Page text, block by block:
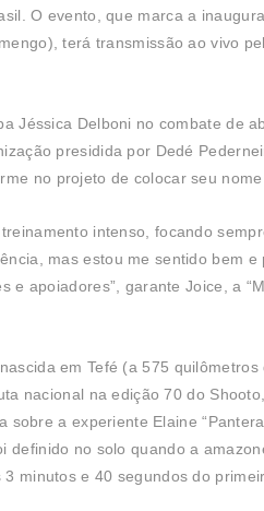
O evento, que marca a
terá transmissão ao vivo
Jéssica Delboni no combate de
presidida por Dedé
no projeto de colocar seu
intenso, focando
mas estou me sentido bem
e apoiadores”, garante Joice, a
em Tefé (a 575
nacional na edição 70 do
sobre a experiente Elaine
definido no solo quando a
minutos e 40 segundos do